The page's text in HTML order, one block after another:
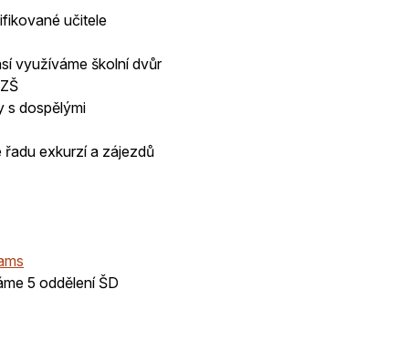
učitele
využíváme školní dvůr
s dospělými
exkurzí a zájezdů
5 oddělení ŠD